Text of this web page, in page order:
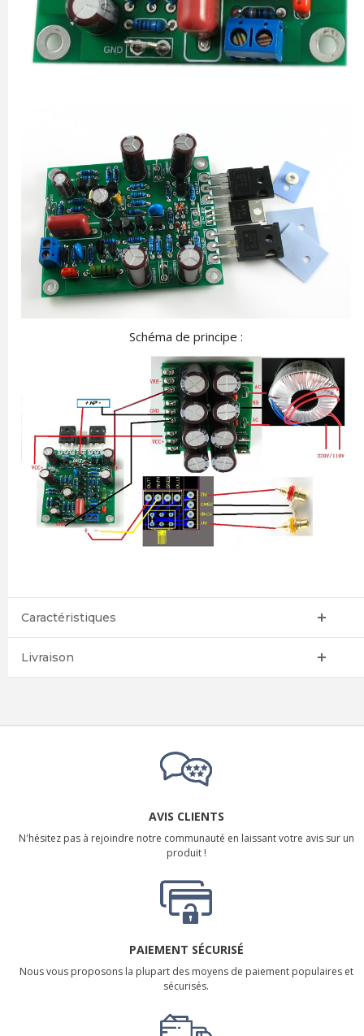
Schéma de principe :
Caractéristiques
Livraison
AVIS CLIENTS
N'hésitez pas à rejoindre notre communauté en laissant votre avis sur un
produit !
PAIEMENT SÉCURISÉ
Nous vous proposons la plupart des moyens de paiement populaires et
sécurisés.